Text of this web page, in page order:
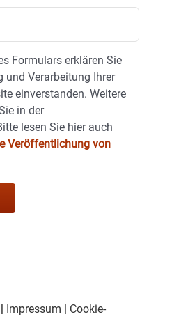
Formulars erklären Sie
und Verarbeitung Ihrer
einverstanden. Weitere
in der
lesen Sie hier auch
Veröffentlichung von
Impressum
Cookie-